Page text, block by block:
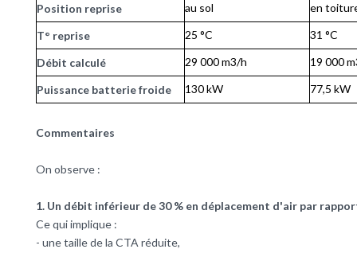
Position reprise au sol en
T° reprise 25 °C 31 °C
Débit calculé 29 000 m3/h 19 000
Puissance batterie froide 130 kW 77,5 kW
Commentaires
On observe :
1. Un débit inférieur de 30 % en déplacement d'air par
Ce qui implique :
- une taille de la CTA réduite,